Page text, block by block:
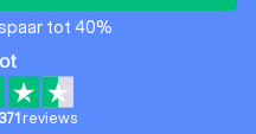
tot 40%
reviews